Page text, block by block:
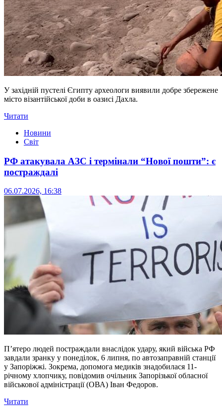
У західній пустелі Єгипту археологи виявили добре збережене
місто візантійської доби в оазисі Дахла.
Читати
Новини
Світ
РФ атакувала АЗС і термінали “Нової пошти”: є
постраждалі
06.07.2026, 16:38
П’ятеро людей постраждали внаслідок удару, який війська РФ
завдали зранку у понеділок, 6 липня, по автозаправній станції
у Запоріжжі. Зокрема, допомога медиків знадобилася 11-
річному хлопчику, повідомив очільник Запорізької обласної
військової адміністрації (ОВА) Іван Федоров.
Читати